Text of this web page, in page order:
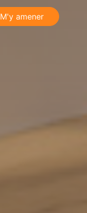
M'y amener